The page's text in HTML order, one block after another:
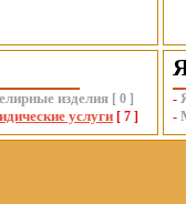
изделия [ 0 ]
услуги [ 7 ]
-
-